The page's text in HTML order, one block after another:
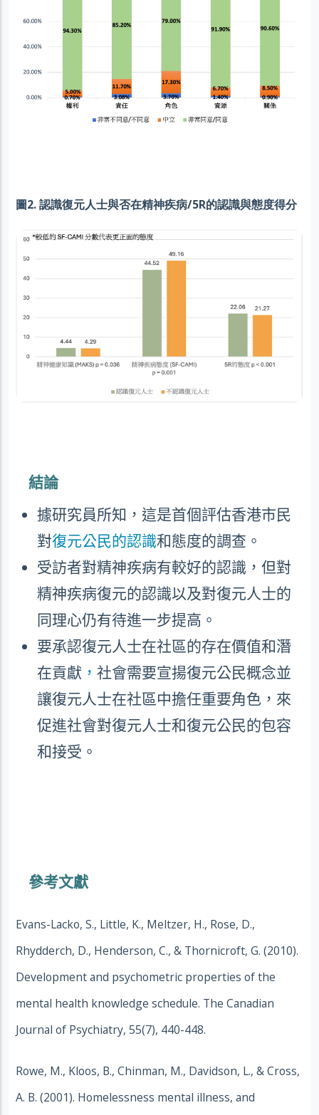
圖2. 認識復元人士與否在精神疾病/5R的認識與態度得分
結論
據研究員所知，這是首個評估香港市民
對復元公民的認識和態度的調查。
受訪者對精神疾病有較好的認識，但對
精神疾病復元的認識以及對復元人士的
同理心仍有待進一步提高。
要承認復元人士在社區的存在價值和潛
在貢獻 ， 社會需要宣揚復元公民概念並
讓復元人士在社區中擔任重要角色，來
促進社會對復元人士和復元公民的包容
和接受。
參考文獻
Evans-Lacko, S., Little, K., Meltzer, H., Rose, D.,
Rhydderch, D., Henderson, C., & Thornicroft, G. (2010).
Development and psychometric properties of the
mental health knowledge schedule. The Canadian
Journal of Psychiatry, 55(7), 440-448.
Rowe, M., Kloos, B., Chinman, M., Davidson, L., & Cross,
A. B. (2001). Homelessness mental illness, and